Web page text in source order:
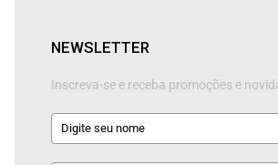
NEWSLETTER
Inscreva-se e receba promoções e